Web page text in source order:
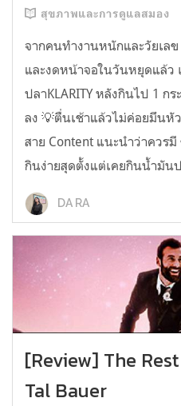
สุขภาพและการดูแลสมอง
จากคนทำงานหนักและวัยเล
และงดหน้าจอในวันหยุดแล้ว
ปลาKLARITY หลังกินไป 1 ก
ลง 💡ตื่นเช้าแล้วไม่ค่อยมึนหั
สาย Content แนะนำว่าควร
กินง่ายสุดตั้งแต่เคยกินน้ำมันป
DA RA
[Review] The
Tal Bauer